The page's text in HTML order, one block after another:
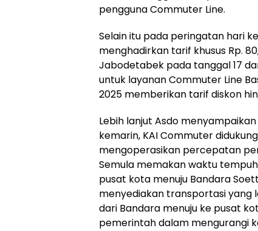
pengguna Commuter Line.
Selain itu pada peringatan hari
menghadirkan tarif khusus Rp.
Jabodetabek pada tanggal 17
untuk layanan Commuter Line
2025 memberikan tarif diskon
Lebih lanjut Asdo
kemarin, KAI Commuter
mengoperasikan percepatan
Semula memakan waktu
pusat kota menuju Bandara
menyediakan transportasi yang
dari Bandara menuju ke pusat
pemerintah dalam mengurangi